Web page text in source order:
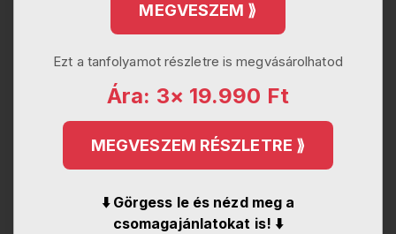
MEGVESZEM ⟫
Ezt a tanfolyamot részletre is megvásárolhatod
Ára: 3× 19.990 Ft
MEGVESZEM RÉSZLETRE ⟫
⬇️ Görgess le és nézd meg a
csomagajánlatokat is! ⬇️